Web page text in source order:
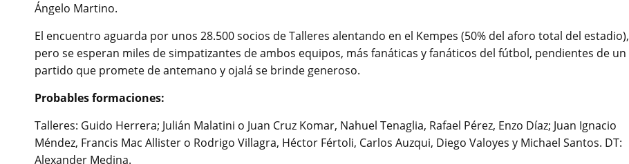
Ángelo Martino.
El encuentro aguarda por unos 28.500 socios de Talleres alentando en el Kempes (50% del aforo total del estadio),
pero se esperan miles de simpatizantes de ambos equipos, más fanáticas y fanáticos del fútbol, pendientes de un
partido que promete de antemano y ojalá se brinde generoso.
Probables formaciones:
Talleres: Guido Herrera; Julián Malatini o Juan Cruz Komar, Nahuel Tenaglia, Rafael Pérez, Enzo Díaz; Juan Ignacio
Méndez, Francis Mac Allister o Rodrigo Villagra, Héctor Fértoli, Carlos Auzqui, Diego Valoyes y Michael Santos. DT:
Alexander Medina.